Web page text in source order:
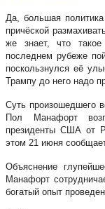
Да, большая
причёской
же знает, что
последнем рубеже
поскользнулся её
Трампу до него надо
Суть произошедшего
Пол Манафорт
президенты США от
этом 21 июня
Объяснение
Манафорт
богатый опыт